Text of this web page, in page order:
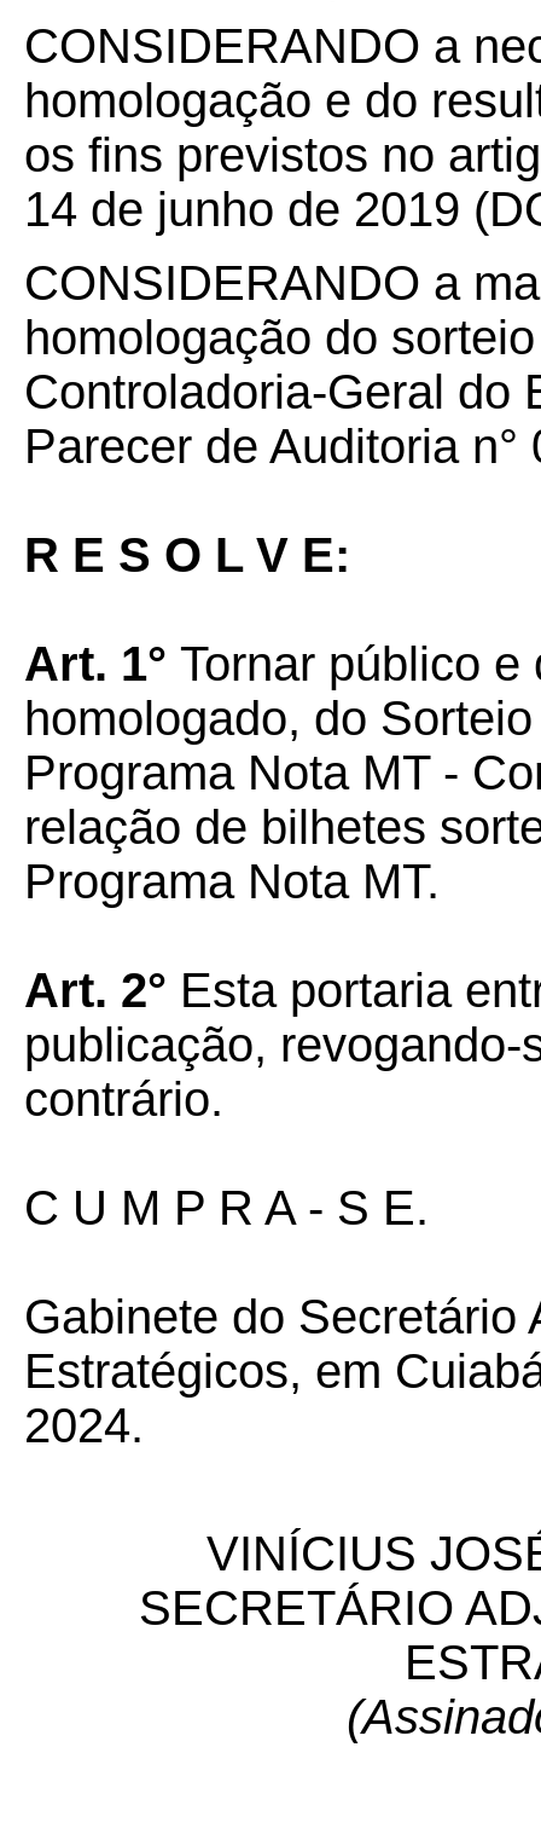
CONSIDERANDO a
homologação e do
os fins previstos no
14 de junho de 2019
CONSIDERANDO a
homologação do
Controladoria-Geral do
Parecer de Auditoria n°
R E S O L V E:
Art. 1° Tornar público
homologado, do
Programa Nota MT -
relação de bilhetes
Programa Nota MT.
Art. 2° Esta portaria
publicação,
contrário.
C U M P R A - S E.
Gabinete do Secretário
Estratégicos, em
2024.
VINÍCIUS
SECRETÁRIO